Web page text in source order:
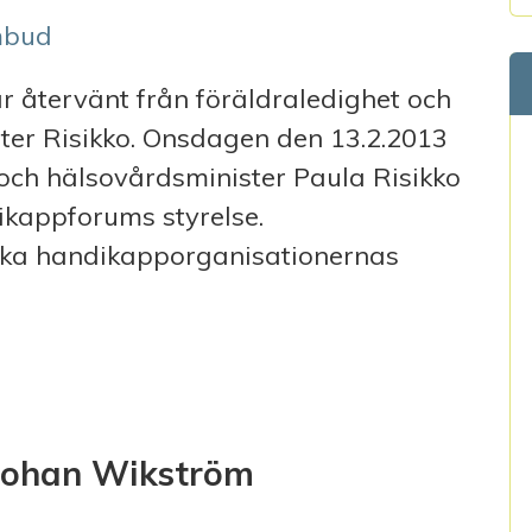
återvänt från föräldraledighet och
Risikko. Onsdagen den 13.2.2013
hälsovårdsminister Paula Risikko
styrelse.
handikapporganisationernas
Wikström